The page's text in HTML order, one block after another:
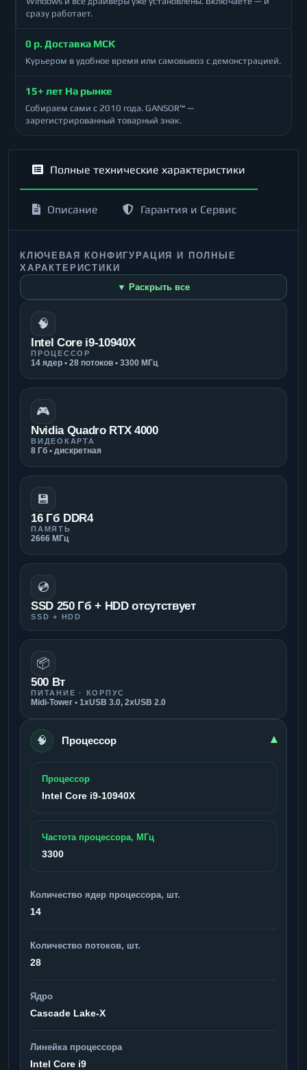
сразу работает.
0 р. Доставка МСК
Курьером в удобное время или самовывоз с демонстрацией.
15+ лет На рынке
Собираем сами с 2010 года. GANSOR™ —
зарегистрированный товарный знак.
Полные технические характеристики
Описание Гарантия и Сервис
КЛЮЧЕВАЯ КОНФИГУРАЦИЯ И ПОЛНЫЕ
ХАРАКТЕРИСТИКИ
▼ Раскрыть все
🧠
Intel Core i9-10940X
ПРОЦЕССОР
14 ядер • 28 потоков • 3300 МГц
🎮
Nvidia Quadro RTX 4000
ВИДЕОКАРТА
8 Гб • дискретная
💾
16 Гб DDR4
ПАМЯТЬ
2666 МГц
💿
SSD 250 Гб + HDD отсутствует
SSD + HDD
📦
500 Вт
ПИТАНИЕ · КОРПУС
Midi-Tower • 1xUSB 3.0, 2xUSB 2.0
🧠 Процессор ▾
Процессор
Intel Core i9-10940X
Частота процессора, МГц
3300
Количество ядер процессора, шт.
14
Количество потоков, шт.
28
Ядро
Cascade Lake-X
Линейка процессора
Intel Core i9